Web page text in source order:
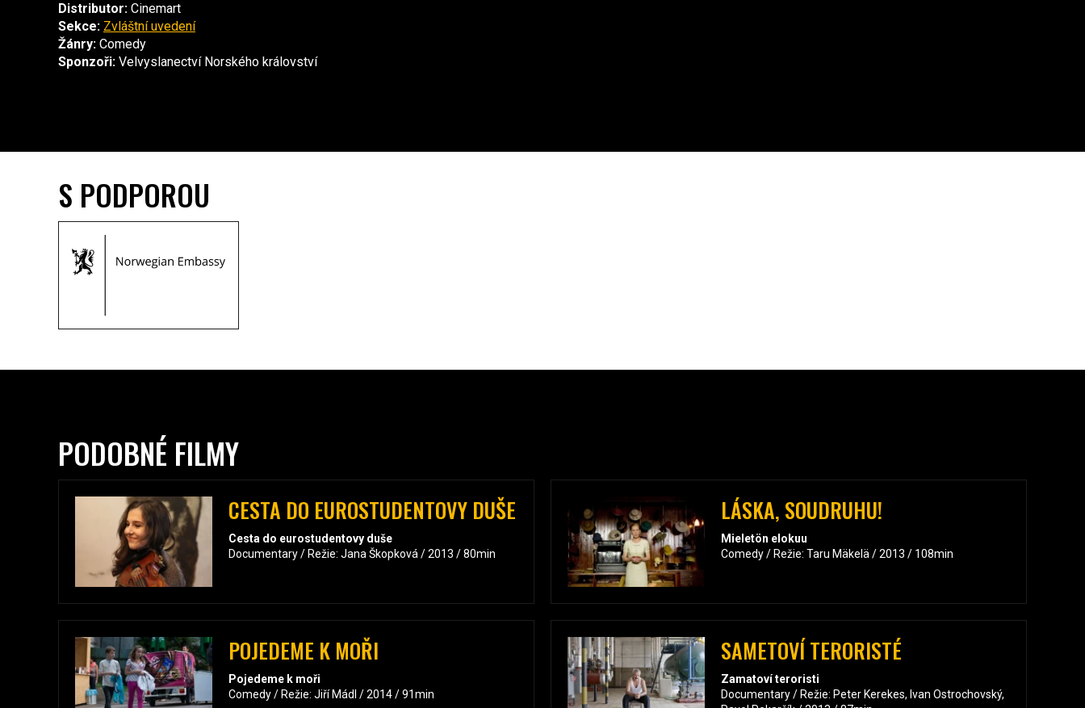
Distributor: Cinemart
Sekce: Zvláštní uvedení
Žánry: Comedy
Sponzoři: Velvyslanectví Norského království
S PODPOROU
PODOBNÉ FILMY
CESTA DO EUROSTUDENTOVY DUŠE
Cesta do eurostudentovy duše
Documentary / Režie: Jana Škopková / 2013 / 80min
LÁSKA, SOUDRUHU!
Mieletön elokuu
Comedy / Režie: Taru Mäkelä / 2013 / 108min
POJEDEME K MOŘI
Pojedeme k moři
Comedy / Režie: Jiří Mádl / 2014 / 91min
SAMETOVÍ TERORISTÉ
Zamatoví teroristi
Documentary / Režie: Peter Kerekes, Ivan Ostrochovský,